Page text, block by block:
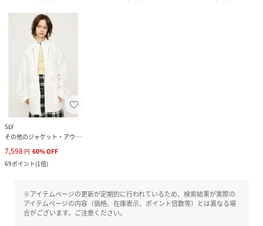
SLY
その他のジャケット・アウター
7,598 円 60%OFF
69ポイント(1倍)
※アイテムページの更新が定期的に行われているため、検索結果が実際の
アイテムページの内容（価格、在庫表示、ポイント倍数等）とは異なる場
合がございます。ご注意ください。